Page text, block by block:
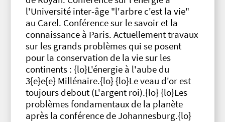
l'Université inter-âge "l'arbre c'est la vie"
au Carel. Conférence sur le savoir et la
connaissance à Paris. Actuellement travaux
sur les grands problèmes qui se posent
pour la conservation de la vie sur les
continents : {lo}L'énergie à l'aube du
3{e}e{e} Millénaire.{lo} {lo}Le veau d'or est
toujours debout (L'argent roi).{lo} {lo}Les
problèmes fondamentaux de la planète
après la conférence de Johannesburg.{lo}